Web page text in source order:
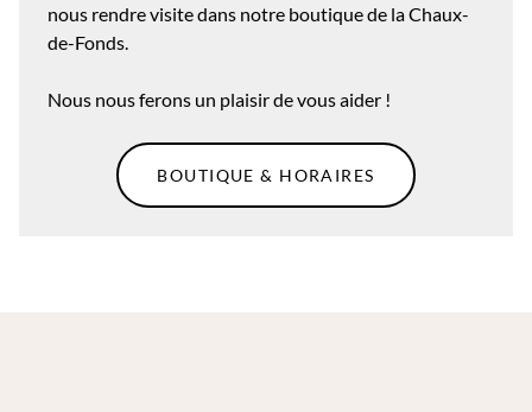
nous rendre visite dans notre boutique de la Chaux-
de-Fonds.
Nous nous ferons un plaisir de vous aider !
BOUTIQUE & HORAIRES